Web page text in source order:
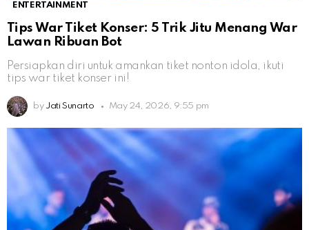
ENTERTAINMENT
Tips War Tiket Konser: 5 Trik Jitu Menang War
Lawan Ribuan Bot
Persiapkan diri untuk amankan tiket nonton idola, ikuti
tips war tiket konser ini!
by Jati Sunarto May 24, 2026, 9:55 pm